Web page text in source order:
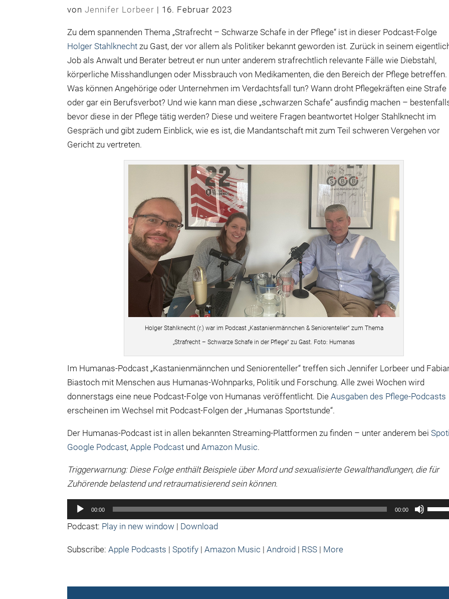
vonJennifer Lorbeer | 16. Februar 2023
Zu dem spannenden Thema „Strafrecht – Schwarze Schafe in der Pflege“ ist in dieser Podcast-Folge
Holger Stahlknecht zu Gast, der vor allem als Politiker bekannt geworden ist. Zurück in seinem
Job als Anwalt und Berater betreut er nun unter anderem strafrechtlich relevante Fälle wie Diebstahl,
körperliche Misshandlungen oder Missbrauch von Medikamenten, die den Bereich der Pflege betreffen.
Was können Angehörige oder Unternehmen im Verdachtsfall tun? Wann droht Pflegekräften eine Strafe
oder gar ein Berufsverbot? Und wie kann man diese „schwarzen Schafe“ ausfindig machen –
bevor diese in der Pflege tätig werden? Diese und weitere Fragen beantwortet Holger Stahlknecht im
Gespräch und gibt zudem Einblick, wie es ist, die Mandantschaft mit zum Teil schweren Vergehen vor
Gericht zu vertreten.
Holger Stahlknecht (r.) war im Podcast „Kastanienmännchen & Seniorenteller“ zum Thema
„Strafrecht – Schwarze Schafe in der Pflege“ zu Gast. Foto: Humanas
Im Humanas-Podcast „Kastanienmännchen und Seniorenteller“ treffen sich Jennifer Lorbeer und
Biastoch mit Menschen aus Humanas-Wohnparks, Politik und Forschung. Alle zwei Wochen wird
donnerstags eine neue Podcast-Folge von Humanas veröffentlicht. DieAusgaben des Pflege-Podcasts
erscheinen im Wechsel mit Podcast-Folgen der „Humanas Sportstunde“.
Der Humanas-Podcast ist in allen bekannten Streaming-Plattformen zu finden – unter anderem bei
Google Podcast,Apple Podcast undAmazon Music.
Triggerwarnung: Diese Folge enthält Beispiele über Mord und sexualisierte Gewalthandlungen, die für
Zuhörende belastend und retraumatisierend sein können.
Audio-
Player
00:00 00:00
Podcast: Play in new window | Download
Subscribe:Apple Podcasts |Spotify |Amazon Music |Android | RSS | More